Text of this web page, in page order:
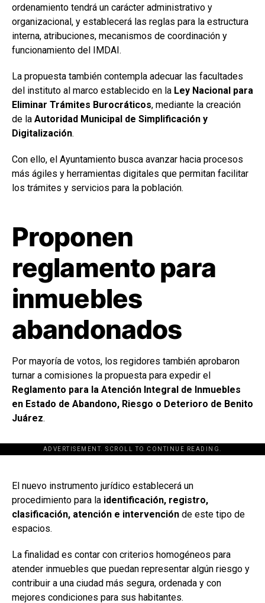
ordenamiento tendrá un carácter administrativo y
organizacional, y establecerá las reglas para la estructura
interna, atribuciones, mecanismos de coordinación y
funcionamiento del IMDAI.
La propuesta también contempla adecuar las facultades
del instituto al marco establecido en la Ley Nacional para
Eliminar Trámites Burocráticos, mediante la creación
de la Autoridad Municipal de Simplificación y
Digitalización.
Con ello, el Ayuntamiento busca avanzar hacia procesos
más ágiles y herramientas digitales que permitan facilitar
los trámites y servicios para la población.
Proponen
reglamento para
inmuebles
abandonados
Por mayoría de votos, los regidores también aprobaron
turnar a comisiones la propuesta para expedir el
Reglamento para la Atención Integral de Inmuebles
en Estado de Abandono, Riesgo o Deterioro de Benito
Juárez.
ADVERTISEMENT. SCROLL TO CONTINUE READING.
[adsforwp id="243463"]
El nuevo instrumento jurídico establecerá un
procedimiento para la identificación, registro,
clasificación, atención e intervención de este tipo de
espacios.
La finalidad es contar con criterios homogéneos para
atender inmuebles que puedan representar algún riesgo y
contribuir a una ciudad más segura, ordenada y con
mejores condiciones para sus habitantes.